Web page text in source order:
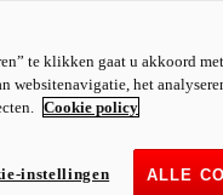
te klikken gaat u akkoord
websitenavigatie, het
Cookie policy
ALLE
instellingen